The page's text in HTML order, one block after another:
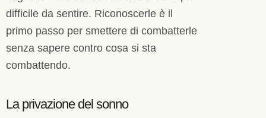
difficile da sentire. Riconoscerle è il
primo passo per smettere di combatterle
senza sapere contro cosa si sta
combattendo.
La privazione del sonno